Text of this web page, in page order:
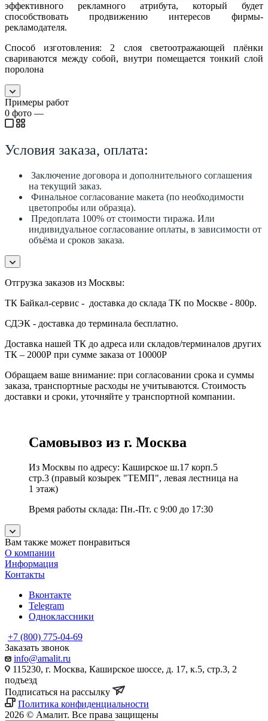
эффективного рекламного атрибута, который будет
способствовать продвижению интересов фирмы-
рекламодателя.
Способ изготовления: 2 слоя светоотражающей плёнки
свариваются между собой, внутри помещается тонкий слой
поролона
Примеры работ
0 фото —
Условия заказа, оплата:
Заключение договора и дополнительного соглашения
на текущий заказ.
Финальное согласование макета (по необходимости
цветопробы или образца).
Предоплата 100% от стоимости тиража. Или
индивидуальное согласование оплаты, в зависимости от
объёма и сроков заказа.
Отгрузка заказов из Москвы:
ТК Байкал-сервис - доставка до склада ТК по Москве - 800р.
СДЭК - доставка до терминала бесплатно.
Доставка нашей ТК до адреса или складов/терминалов других
ТК – 2000Р при сумме заказа от 10000Р
Обращаем ваше внимание: при согласовании срока и суммы
заказа, транспортные расходы не учитываются. Стоимость
доставки и сроки, уточняйте у транспортной компании.
Самовывоз из г. Москва
Из Москвы по адресу: Каширское ш.17 корп.5
стр.3 (правый козырек "ТЕМП", левая лестница на
1 этаж)
Время работы склада: Пн.-Пт. с 9:00 до 17:30
Вам также может понравиться
О компании
Информация
Контакты
Вконтакте
Telegram
Одноклассники
+7 (800) 775-04-69
Заказать звонок
info@amalit.ru
115230, г. Москва, Каширское шоссе, д. 17, к.5, стр.3, 2
подъезд
Подписаться на рассылку
Политика конфиденциальности
2026 © Амалит. Все права защищены